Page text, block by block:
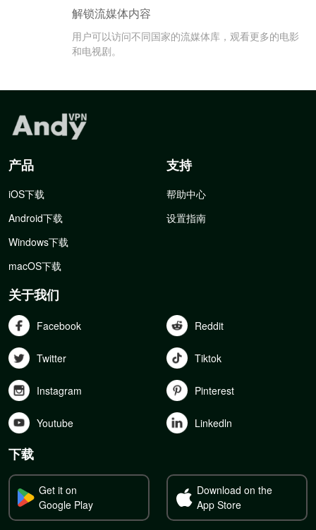
解锁流媒体内容
用户可以访问不同国家的流媒体库，观看更多的电影
和电视剧。
产品
iOS下载
Android下载
Windows下载
macOS下载
支持
帮助中心
设置指南
关于我们
Facebook Reddit
Twitter Tiktok
Instagram Pinterest
Youtube Linkedln
下载
Get it on
Google Play
Download on the
App Store